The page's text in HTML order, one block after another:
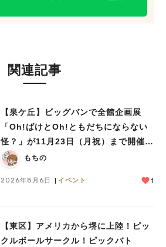
関連記事
【泉ケ丘】ビッグバンで全館企画展
「Oh!ばけとOh!ともだちにならない
怪？」が11月23日（月祝）まで開催
中！
もちの
2026年8月6日 イベント 1
【東区】アメリカから堺に上陸！ピッ
クルボールサークル！ピックバト